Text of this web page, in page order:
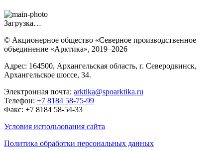
Загрузка…
© Акционерное общество «Северное производственное
объединение «Арктика», 2019–2026
Адрес: 164500, Архангельская область, г. Северодвинск,
Архангельское шоссе, 34.
Электронная почта: arktika@spoarktika.ru
Телефон: +7 8184 58-75-99
Факс: +7 8184 58-54-33
Условия использования сайта
Политика обработки персональных данных